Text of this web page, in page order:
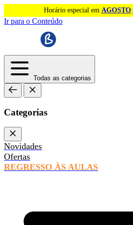
Horário especial em AGOSTO:
Ir para o Conteúdo
Todas as categorias
Categorias
Novidades
Ofertas
REGRESSO ÀS AULAS